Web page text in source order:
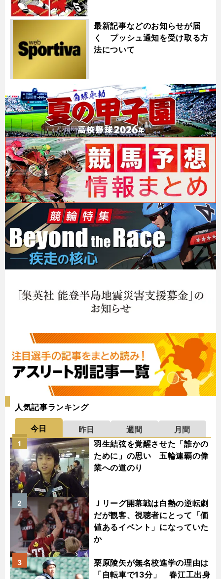
最新記事などのお知らせが届
く プッシュ通知を受け取る方
法について
人気記事ランキング
今日 昨日 週間
月間
羽生結弦を覚醒させた「誰かの
ために」の思い 五輪連覇の偉
業への道のり
1
Ｊリーグ開幕戦は白熱の逆転劇
だが観客、視聴者にとって「価
値あるイベント」になっていた
か
2
栗原陵矢が無名校進学の理由は
「自転車で13分」 春江工出身
3